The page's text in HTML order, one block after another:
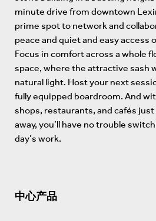
minute drive from downtown
prime spot to network and
peace and quiet and easy access
Focus in comfort across a whole
space, where the attractive sash
natural light. Host your next
fully equipped boardroom. And
shops, restaurants, and cafés
away, you’ll have no trouble
day’s work.
中心产品